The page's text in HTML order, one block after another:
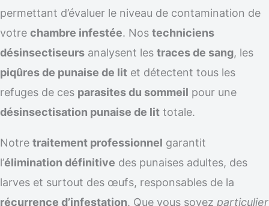
permettant d’évaluer le niveau de contamination de
votre chambre infestée. Nos techniciens
désinsectiseurs analysent les traces de sang, les
piqûres de punaise de lit et détectent tous les
refuges de ces parasites du sommeil pour une
désinsectisation punaise de lit totale.
Notre traitement professionnel garantit
l’élimination définitive des punaises adultes, des
larves et surtout des œufs, responsables de la
récurrence d’infestation. Que vous soyez particulier